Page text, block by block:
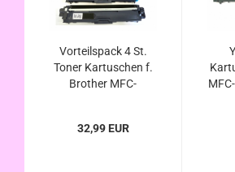
Vorteilspack 4 St.
Toner Kartuschen f.
Brother MFC-
9342CDW
32,99 EUR